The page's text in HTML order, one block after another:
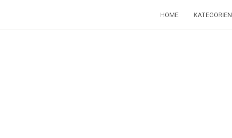
HOME KATEGORIEN